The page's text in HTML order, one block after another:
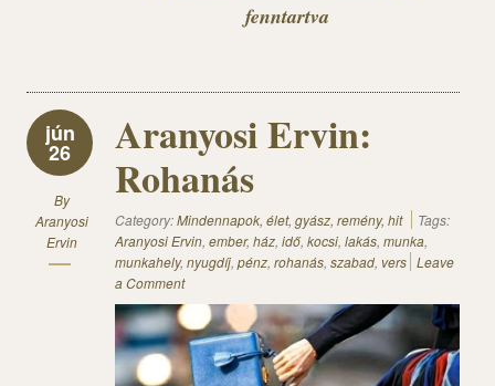
fenntartva
jún
26
By
Aranyosi
Ervin
Aranyosi Ervin:
Rohanás
Category:Mindennapok, élet, gyász, remény, hit
Tags:
Aranyosi Ervin, ember, ház, idő, kocsi, lakás, munka,
munkahely, nyugdíj, pénz, rohanás, szabad, vers Leave
a Comment